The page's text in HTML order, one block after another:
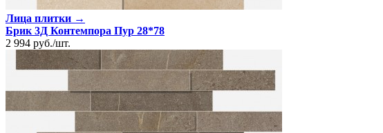
Лица плитки →
Брик 3Д Контемпора Пур 28*78
2 994 руб./шт.